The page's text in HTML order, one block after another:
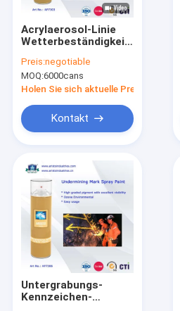
Acrylaerosol-Linie
Wetterbeständigkeit
Boden/Fahrbahnmarkierungs-
Spritzlackierverfahren-
750ml
Preis:negotiable
MOQ:6000cans
Holen Sie sich aktuelle Preis
Kontakt
Untergrabungs-
Kennzeichen-